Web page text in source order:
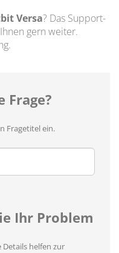
Versa? Das Support-
gern weiter.
Frage?
Fragetitel ein.
Ihr Problem
Details helfen zur